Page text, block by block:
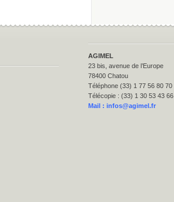
AGIMEL
23 bis, avenue de l’Europe
78400 Chatou
Téléphone (33) 1 77 56 80 70
Télécopie : (33) 1 30 53 43 66
Mail : infos@agimel.fr